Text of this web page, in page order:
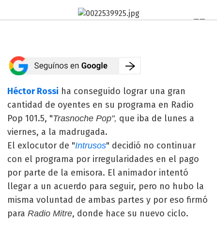
Héctor Rossi ha conseguido lograr una gran
cantidad de oyentes en su programa en Radio
Pop 101.5, "Trasnoche Pop", que iba de lunes a
viernes, a la madrugada.
El exlocutor de "Intrusos" decidió no continuar
con el programa por irregularidades en el pago
por parte de la emisora. El animador intentó
llegar a un acuerdo para seguir, pero no hubo la
misma voluntad de ambas partes y por eso firmó
para Radio Mitre, donde hace su nuevo ciclo.